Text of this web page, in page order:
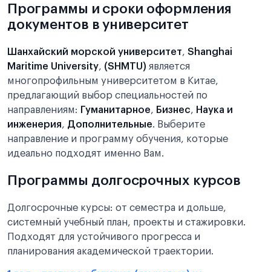
Программы и сроки оформления
документов в университет
Шанхайский морской университет, Shanghai
Maritime University, (SHMTU) является
многопрофильным университетом в Китае,
предлагающий выбор специальностей по
направлениям: Гуманитарное, Бизнес, Наука и
инженерия, Дополнительные. Выберите
направление и программу обучения, которые
идеально подходят именно Вам.
Программы долгосрочных курсов
Долгосрочные курсы: от семестра и дольше,
системный учебный план, проекты и стажировки.
Подходят для устойчивого прогресса и
планирования академической траектории.